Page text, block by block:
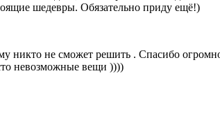
шедевры. Обязательно приду ещё!)
никто не сможет решить . Спасибо
невозможные вещи ))))